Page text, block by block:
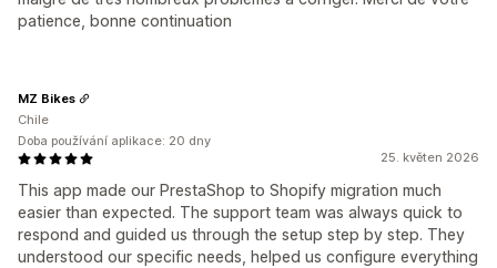
patience, bonne continuation
25. květen 2026
This app made our PrestaShop to Shopify migration much
easier than expected. The support team was always quick to
respond and guided us through the setup step by step. They
understood our specific needs, helped us configure everything
MZ Bikes
Chile
Doba používání aplikace: 20 dny